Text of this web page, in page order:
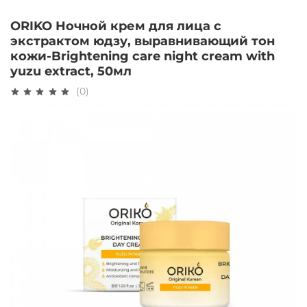
ORIKO Ночной крем для лица с
экстрактом юдзу, выравнивающий тон
кожи-Brightening care night cream with
yuzu extract, 50мл
(0)